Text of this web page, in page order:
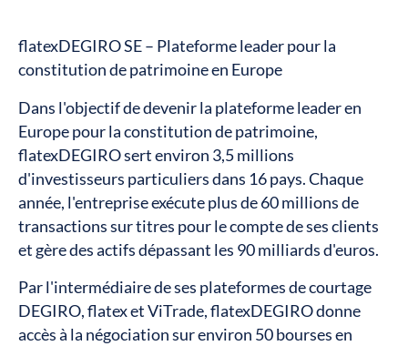
flatexDEGIRO SE – Plateforme leader pour la
constitution de patrimoine en Europe
Dans l'objectif de devenir la plateforme leader en
Europe pour la constitution de patrimoine,
flatexDEGIRO sert environ 3,5 millions
d'investisseurs particuliers dans 16 pays. Chaque
année, l'entreprise exécute plus de 60 millions de
transactions sur titres pour le compte de ses clients
et gère des actifs dépassant les 90 milliards d'euros.
Par l'intermédiaire de ses plateformes de courtage
DEGIRO, flatex et ViTrade, flatexDEGIRO donne
accès à la négociation sur environ 50 bourses en